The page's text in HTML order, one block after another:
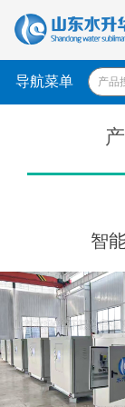
导航菜单
智